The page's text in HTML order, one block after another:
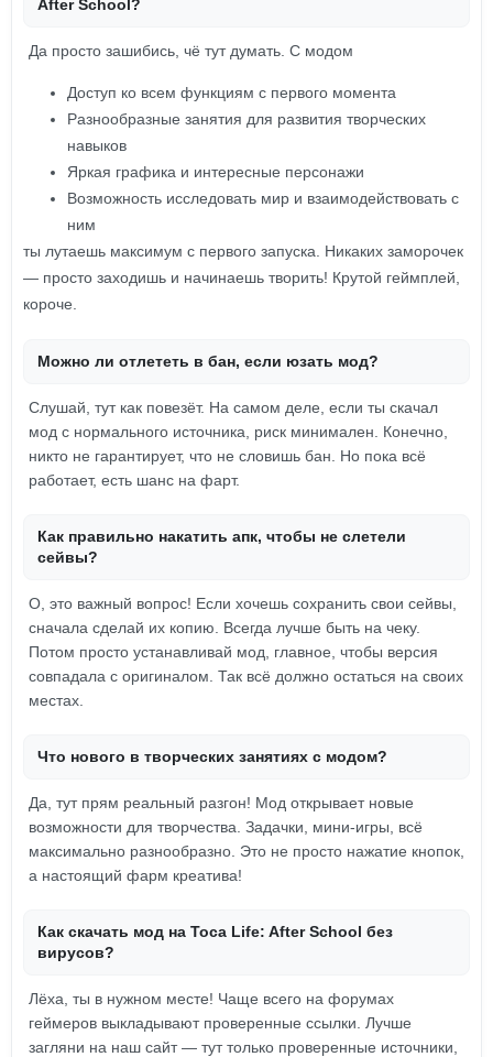
After School?
Да просто зашибись, чё тут думать. С модом
Доступ ко всем функциям с первого момента
Разнообразные занятия для развития творческих
навыков
Яркая графика и интересные персонажи
Возможность исследовать мир и взаимодействовать с
ним
ты лутаешь максимум с первого запуска. Никаких заморочек
— просто заходишь и начинаешь творить! Крутой геймплей,
короче.
Можно ли отлететь в бан, если юзать мод?
Слушай, тут как повезёт. На самом деле, если ты скачал
мод с нормального источника, риск минимален. Конечно,
никто не гарантирует, что не словишь бан. Но пока всё
работает, есть шанс на фарт.
Как правильно накатить апк, чтобы не слетели
сейвы?
О, это важный вопрос! Если хочешь сохранить свои сейвы,
сначала сделай их копию. Всегда лучше быть на чеку.
Потом просто устанавливай мод, главное, чтобы версия
совпадала с оригиналом. Так всё должно остаться на своих
местах.
Что нового в творческих занятиях с модом?
Да, тут прям реальный разгон! Мод открывает новые
возможности для творчества. Задачки, мини-игры, всё
максимально разнообразно. Это не просто нажатие кнопок,
а настоящий фарм креатива!
Как скачать мод на Toca Life: After School без
вирусов?
Лёха, ты в нужном месте! Чаще всего на форумах
геймеров выкладывают проверенные ссылки. Лучше
загляни на наш сайт — тут только проверенные источники,